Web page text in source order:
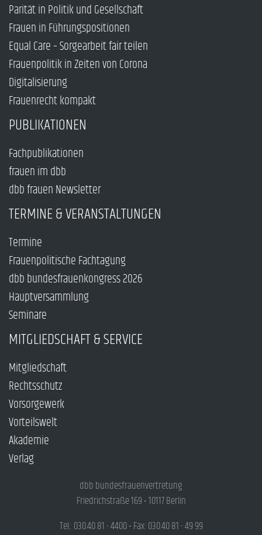
Parität in Politik und Gesellschaft
Frauen in Führungspositionen
Equal Care – Sorgearbeit fair teilen
Frauenpolitik in Zeiten von Corona
Digitalisierung
Frauenrecht kompakt
PUBLIKATIONEN
Fachpublikationen
frauen im dbb
dbb frauen Newsletter
TERMINE & VERANSTALTUNGEN
Termine
Frauenpolitische Fachtagung
dbb bundesfrauenkongress 2026
Hauptversammlung
Seminare
MITGLIEDSCHAFT & SERVICE
Mitgliedschaft
Rechtsschutz
Vorsorgewerk
Vorteilswelt
Akademie
Verlag
dbb bundesfrauenvertretung
Friedrichstraße 169 • 10117 Berlin
Tel.: 030.40 81 - 4400 • Fax: 030.40 81 - 49 99